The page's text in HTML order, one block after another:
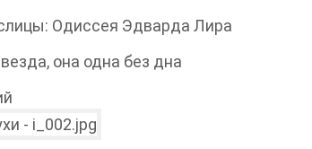
Одиссея Эдварда Лира
она одна без дна